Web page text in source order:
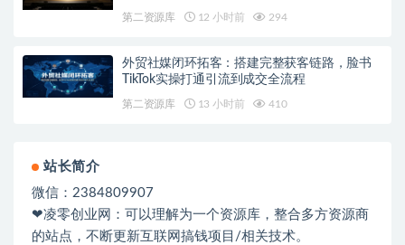
第二资源库 12 小时前 294
外贸社媒闭环拓客：搭建完整获客链路，脸书
TikTok实操打通引流到成交全流程
第二资源库 13 小时前 410
站长简介
微信：2384809907
❤凌零创业网：可以理解为一个资源库，整合多方资源商
的站点，不断更新互联网搞钱项目/相关技术。